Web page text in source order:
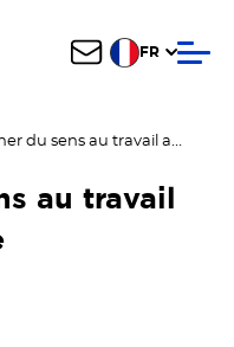
FR
(Re)donner du sens au travail avec Valérie Marie
au travail